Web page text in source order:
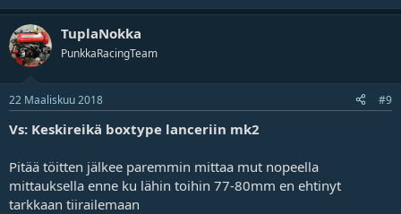
TuplaNokka
PunkkaRacingTeam
22 Maaliskuu 2018 #9
Vs: Keskireikä boxtype lanceriin mk2
Pitää töitten jälkee paremmin mittaa mut nopeella
mittauksella enne ku lähin toihin 77-80mm en ehtinyt
tarkkaan tiirailemaan